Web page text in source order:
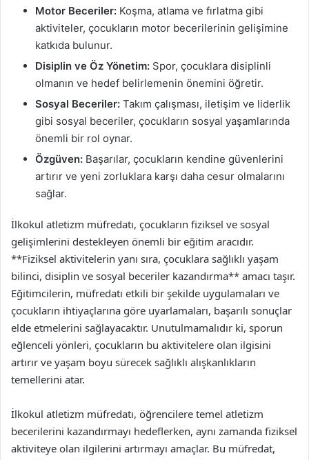
Motor Beceriler: Koşma, atlama ve fırlatma gibi
aktiviteler, çocukların motor becerilerinin gelişimine
katkıda bulunur.
Disiplin ve Öz Yönetim: Spor, çocuklara disiplinli
olmanın ve hedef belirlemenin önemini öğretir.
Sosyal Beceriler: Takım çalışması, iletişim ve liderlik
gibi sosyal beceriler, çocukların sosyal yaşamlarında
önemli bir rol oynar.
Özgüven: Başarılar, çocukların kendine güvenlerini
artırır ve yeni zorluklara karşı daha cesur olmalarını
sağlar.
İlkokul atletizm müfredatı, çocukların fiziksel ve sosyal
gelişimlerini destekleyen önemli bir eğitim aracıdır.
**Fiziksel aktivitelerin yanı sıra, çocuklara sağlıklı yaşam
bilinci, disiplin ve sosyal beceriler kazandırma** amacı taşır.
Eğitimcilerin, müfredatı etkili bir şekilde uygulamaları ve
çocukların ihtiyaçlarına göre uyarlamaları, başarılı sonuçlar
elde etmelerini sağlayacaktır. Unutulmamalıdır ki, sporun
eğlenceli yönleri, çocukların bu aktivitelere olan ilgisini
artırır ve yaşam boyu sürecek sağlıklı alışkanlıkların
temellerini atar.
İlkokul atletizm müfredatı, öğrencilere temel atletizm
becerilerini kazandırmayı hedeflerken, aynı zamanda fiziksel
aktiviteye olan ilgilerini artırmayı amaçlar. Bu müfredat,